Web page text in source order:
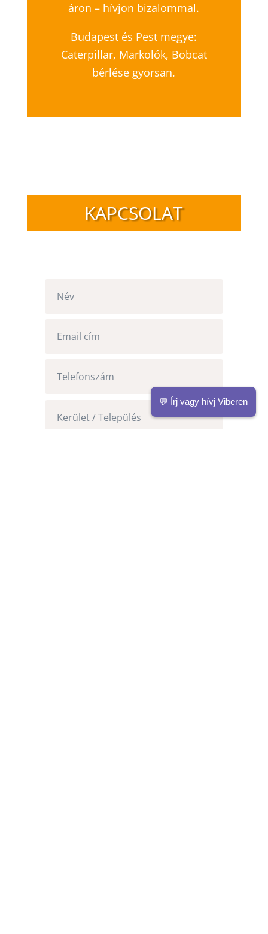
áron – hívjon bizalommal.
Budapest és Pest megye:
Caterpillar, Markolók, Bobcat
bérlése gyorsan.
KAPCSOLAT
💬 Írj vagy hívj Viberen